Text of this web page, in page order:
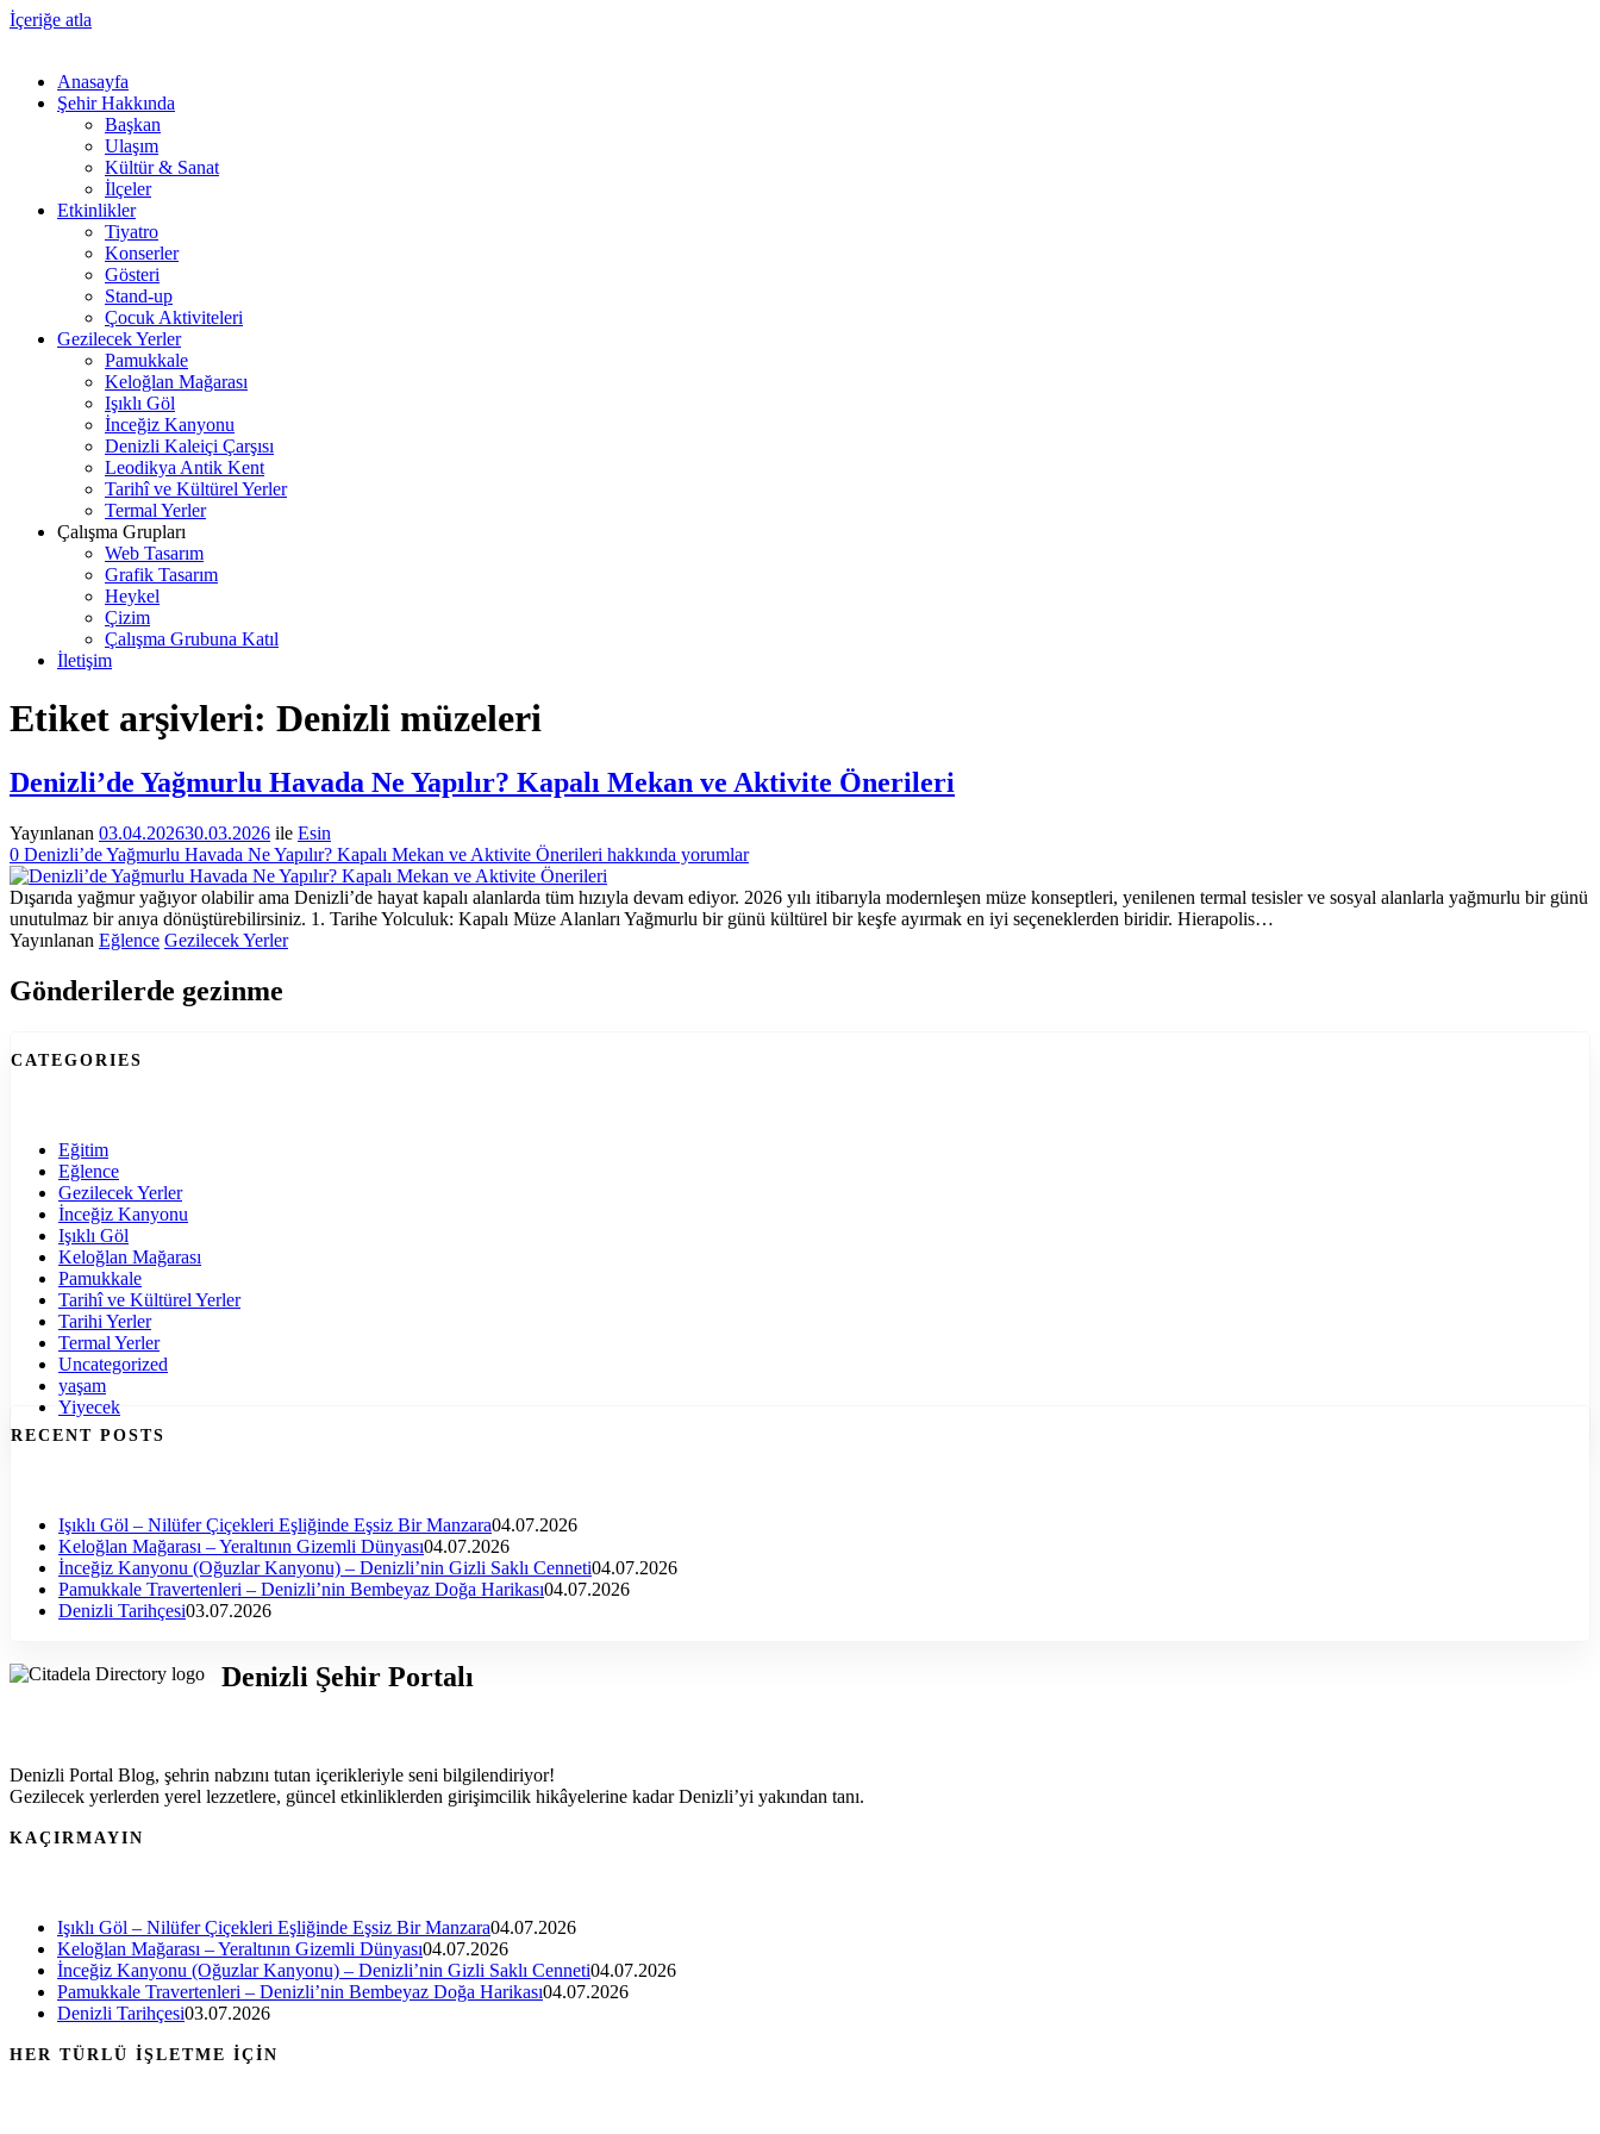
İçeriğe atla
Anasayfa
Şehir Hakkında
Başkan
Ulaşım
Kültür & Sanat
İlçeler
Etkinlikler
Tiyatro
Konserler
Gösteri
Stand-up
Çocuk Aktiviteleri
Gezilecek Yerler
Pamukkale
Keloğlan Mağarası
Işıklı Göl
İnceğiz Kanyonu
Denizli Kaleiçi Çarşısı
Leodikya Antik Kent
Tarihî ve Kültürel Yerler
Termal Yerler
Çalışma Grupları
Web Tasarım
Grafik Tasarım
Heykel
Çizim
Çalışma Grubuna Katıl
İletişim
Etiket arşivleri: Denizli müzeleri
Denizli’de Yağmurlu Havada Ne Yapılır? Kapalı Mekan ve Aktivite Önerileri
Yayınlanan 03.04.202630.03.2026 ile Esin
0 Denizli’de Yağmurlu Havada Ne Yapılır? Kapalı Mekan ve Aktivite Önerileri hakkında yorumlar
Dışarıda yağmur yağıyor olabilir ama Denizli’de hayat kapalı alanlarda tüm hızıyla devam ediyor. 2026 yılı itibarıyla modernleşen müze konseptleri, yenilenen termal tesisler ve sosyal alanlarla yağmurlu bir günü
unutulmaz bir anıya dönüştürebilirsiniz. 1. Tarihe Yolculuk: Kapalı Müze Alanları Yağmurlu bir günü kültürel bir keşfe ayırmak en iyi seçeneklerden biridir. Hierapolis…
Yayınlanan Eğlence Gezilecek Yerler
Gönderilerde gezinme
CATEGORIES
Eğitim
Eğlence
Gezilecek Yerler
İnceğiz Kanyonu
Işıklı Göl
Keloğlan Mağarası
Pamukkale
Tarihî ve Kültürel Yerler
Tarihi Yerler
Termal Yerler
Uncategorized
yaşam
Yiyecek
RECENT POSTS
Işıklı Göl – Nilüfer Çiçekleri Eşliğinde Eşsiz Bir Manzara04.07.2026
Keloğlan Mağarası – Yeraltının Gizemli Dünyası04.07.2026
İnceğiz Kanyonu (Oğuzlar Kanyonu) – Denizli’nin Gizli Saklı Cenneti04.07.2026
Pamukkale Travertenleri – Denizli’nin Bembeyaz Doğa Harikası04.07.2026
Denizli Tarihçesi03.07.2026
Denizli Şehir Portalı
Denizli Portal Blog, şehrin nabzını tutan içerikleriyle seni bilgilendiriyor!
Gezilecek yerlerden yerel lezzetlere, güncel etkinliklerden girişimcilik hikâyelerine kadar Denizli’yi yakından tanı.
KAÇIRMAYIN
Işıklı Göl – Nilüfer Çiçekleri Eşliğinde Eşsiz Bir Manzara04.07.2026
Keloğlan Mağarası – Yeraltının Gizemli Dünyası04.07.2026
İnceğiz Kanyonu (Oğuzlar Kanyonu) – Denizli’nin Gizli Saklı Cenneti04.07.2026
Pamukkale Travertenleri – Denizli’nin Bembeyaz Doğa Harikası04.07.2026
Denizli Tarihçesi03.07.2026
HER TÜRLÜ İŞLETME İÇİN